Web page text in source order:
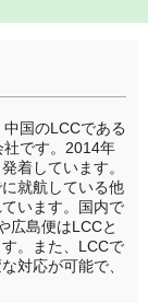
国のLCCである
です。2014年
着しています。
就航している他
います。国内で
広島便はLCCと
。また、LCCで
対応が可能で、